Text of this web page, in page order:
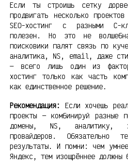
Если ты строишь сетку
продвигать несколько
SEO-хостинг с разными C-
полезен. Но это не
поисковики палят связь по
аналитика, NS, email, даже
— всего лишь один из
хостинг только как часть
как единственное решение.
Рекомендация:
Если хочешь
проекты — комбинируй разные
домены, NS, аналитику,
провайдеров. Обязательно
результаты. И помни: чем
Яндекс, тем изощрённее должны